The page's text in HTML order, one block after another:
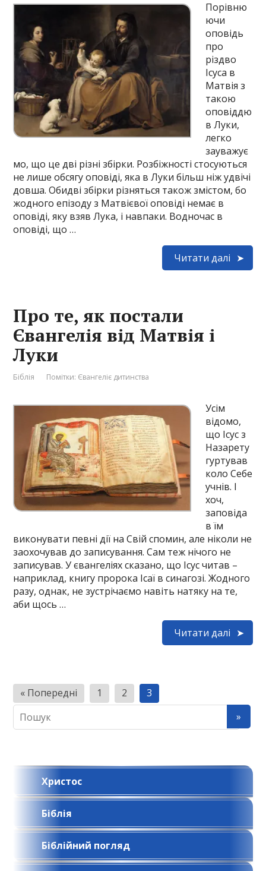
Порівню
ючи
оповідь
про
різдво
Ісуса в
Матвія з
такою
оповіддю
в Луки,
легко
зауважує
мо, що це дві різні збірки. Розбіжності стосуються
не лише обсягу оповіді, яка в Луки більш ніж удвічі
довша. Обидві збірки різняться також змістом, бо
жодного епізоду з Матвієвої оповіді немає в
оповіді, яку взяв Лука, і навпаки. Водночас в
оповіді, що …
Читати далі
Про те, як постали
Євангелія від Матвія і
Луки
Біблія Помітки: Євангеліє дитинства
Усім
відомо,
що Ісус з
Назарету
гуртував
коло Себе
учнів. І
хоч,
заповіда
в їм
виконувати певні дії на Свій спомин, але ніколи не
заохочував до записування. Сам теж нічого не
записував. У євангеліях сказано, що Ісус читав –
наприклад, книгу пророка Ісаї в синагозі. Жодного
разу, однак, не зустрічаємо навіть натяку на те,
аби щось …
Читати далі
Н
а
в
г
а
ц
і
« Попередні 1 2 3
Христос
Біблія
Біблійний погляд